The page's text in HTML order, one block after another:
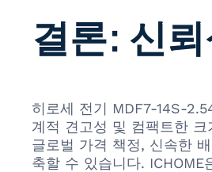
결론: 신
히로세 전기 MDF7-14S-
계적 견고성 및 컴팩트한
글로벌 가격 책정, 신속한
축할 수 있습니다.